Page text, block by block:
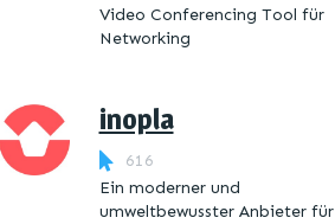
Video Conferencing Tool für
Networking
inopla
616
Ein moderner und
umweltbewusster Anbieter für